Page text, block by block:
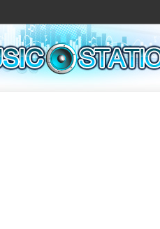
วน ข่าวสั้น
หนังใหม่
หมากรุกไทย